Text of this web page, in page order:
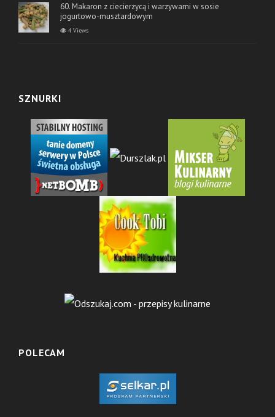
60. Makaron z ciecierzycą i warzywami w sosie
jogurtowo-musztardowym
4 Views
SZNURKI
POLECAM